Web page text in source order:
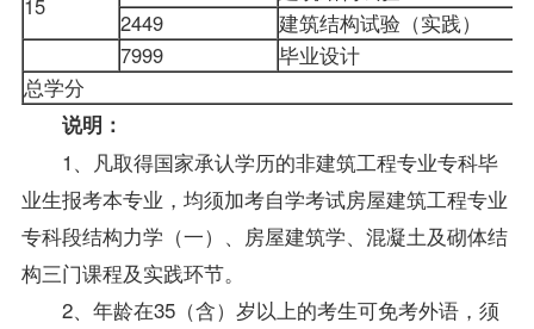
2449
建筑结构试验（实践）
7999
毕业设计
总学分
说明：
1、凡取得国家承认学历的非建筑工程专业专科毕
业生报考本专业，均须加考自学考试房屋建筑工程专业
专科段结构力学（一） 、房屋建筑学、混凝土及砌体结
构三门课程及实践环节。
2、年龄在35（含）岁以上的考生可免考外语，须